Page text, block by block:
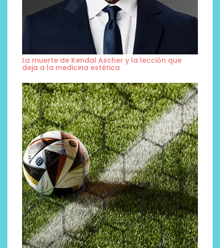
La muerte de Kendal Ascher y la lección que
deja a la medicina estética